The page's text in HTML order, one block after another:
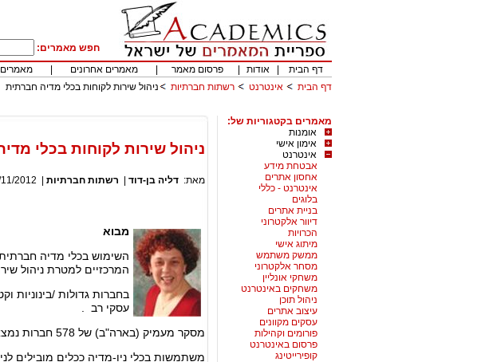
חפש מאמרים:
דף הבית
אודות פרסום מאמר מאמרים אחרונים מאמרים
דף הבית
אינטרנט רשתות חברתיות ניהול שירות לקוחות בכלי מדיה חברתית
מאמרים בקטגוריות של:
אומנות
אימון אישי
אינטרנט
אבטחת מידע
אחסון אתרים
אינטרנט - כללי
בלוגים
בניית אתרים
דיוור אלקטרוני
הכרויות
מיתוג אישי
ממשק משתמש
מסחר אלקטרוני
משחקי אונליין
משחקים באינטרנט
ניהול תוכן
עיצוב אתרים
עסקים מקוונים
פורומים וקהילות
פרסום באינטרנט
קופירייטינג
ניהול שירות לקוחות בכלי
מאת: דליה בן-דוד רשתות חברתיות 2012
מבוא
השימוש בכלי מדיה
המרכזיים למטרת ניהול
בחברות גדולות /בינוניות
עסקי רב .
מסקר מעמיק (בארה"ב) של 578 חברות נמצא ש: 34% מהחברות שנבדקו ,
משתמשות בכלי ניו-מדיה ככלים מובילים